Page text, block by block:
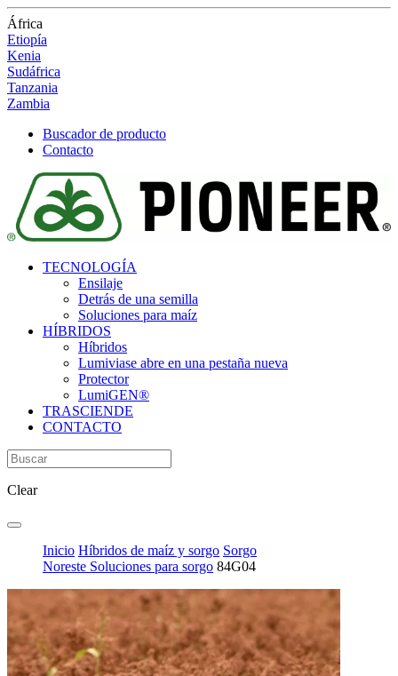
África
Etiopía
Kenia
Sudáfrica
Tanzania
Zambia
Buscador de producto
Contacto
TECNOLOGÍA
Ensilaje
Detrás de una semilla
Soluciones para maíz
HÍBRIDOS
Híbridos
Lumiviase abre en una pestaña nueva
Protector
LumiGEN®
TRASCIENDE
CONTACTO
Clear
Inicio Híbridos de maíz y sorgo Sorgo
Noreste Soluciones para sorgo 84G04